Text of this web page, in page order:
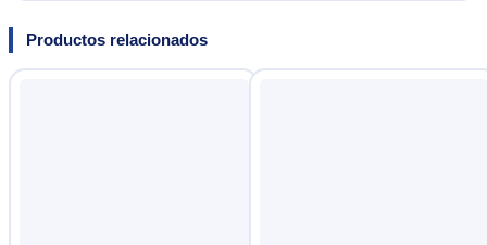
Productos relacionados